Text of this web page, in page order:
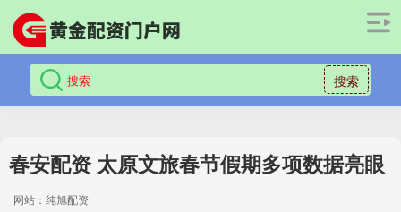
搜索
春安配资 太原文旅春节假期多项数据亮眼
网站：纯旭配资